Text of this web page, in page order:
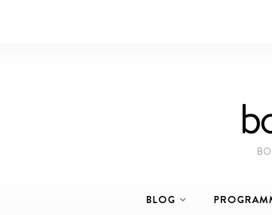
BLOG